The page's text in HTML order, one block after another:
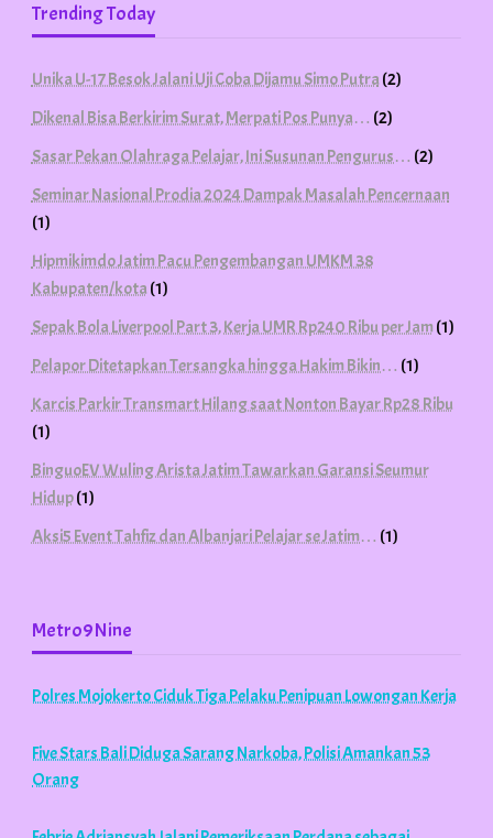
Trending Today
Unika U-17 Besok Jalani Uji Coba Dijamu Simo Putra(2)
Dikenal Bisa Berkirim Surat, Merpati Pos Punya… (2)
Sasar Pekan Olahraga Pelajar, Ini Susunan Pengurus… (2)
Seminar Nasional Prodia 2024 Dampak Masalah Pencernaan
(1)
Hipmikimdo Jatim Pacu Pengembangan UMKM 38
Kabupaten/kota(1)
Sepak Bola Liverpool Part 3, Kerja UMR Rp240 Ribu per Jam (1)
Pelapor Ditetapkan Tersangka hingga Hakim Bikin… (1)
Karcis Parkir Transmart Hilang saat Nonton Bayar Rp28 Ribu
(1)
BinguoEV Wuling Arista Jatim Tawarkan Garansi Seumur
Hidup(1)
Aksi5 Event Tahfiz dan Albanjari Pelajar se Jatim… (1)
Metro9Nine
Polres Mojokerto Ciduk Tiga Pelaku Penipuan Lowongan Kerja
Five Stars Bali Diduga Sarang Narkoba, Polisi Amankan 53
Orang